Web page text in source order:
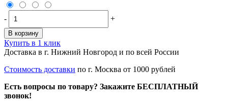
- +
В корзину
Купить в 1 клик
Доставка в г. Нижний Новгород и по всей России
Стоимость доставки по г. Москва от 1000 рублей
Есть вопросы по товару? Закажите БЕСПЛАТНЫЙ
звонок!